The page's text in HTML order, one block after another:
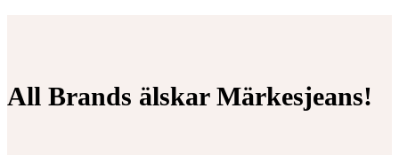
All Brands älskar Märkesjeans!